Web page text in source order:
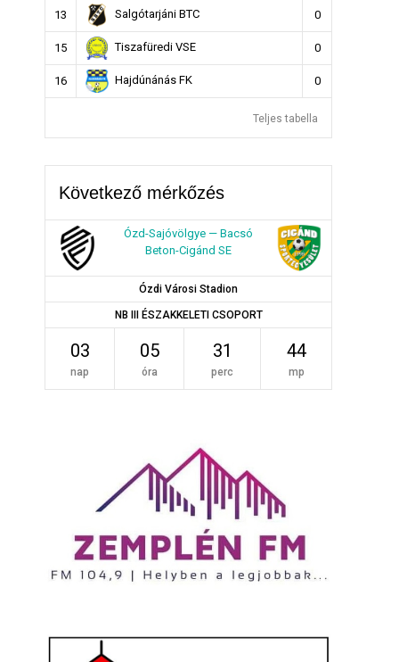
13 Salgótarjáni BTC 0
15 Tiszafüredi VSE 0
16 Hajdúnánás FK 0
Teljes tabella
Következő mérkőzés
Ózd-Sajóvölgye — Bacsó
Beton-Cigánd SE
Ózdi Városi Stadion
NB III ÉSZAKKELETI CSOPORT
03
nap
05
óra
31
perc
43
mp